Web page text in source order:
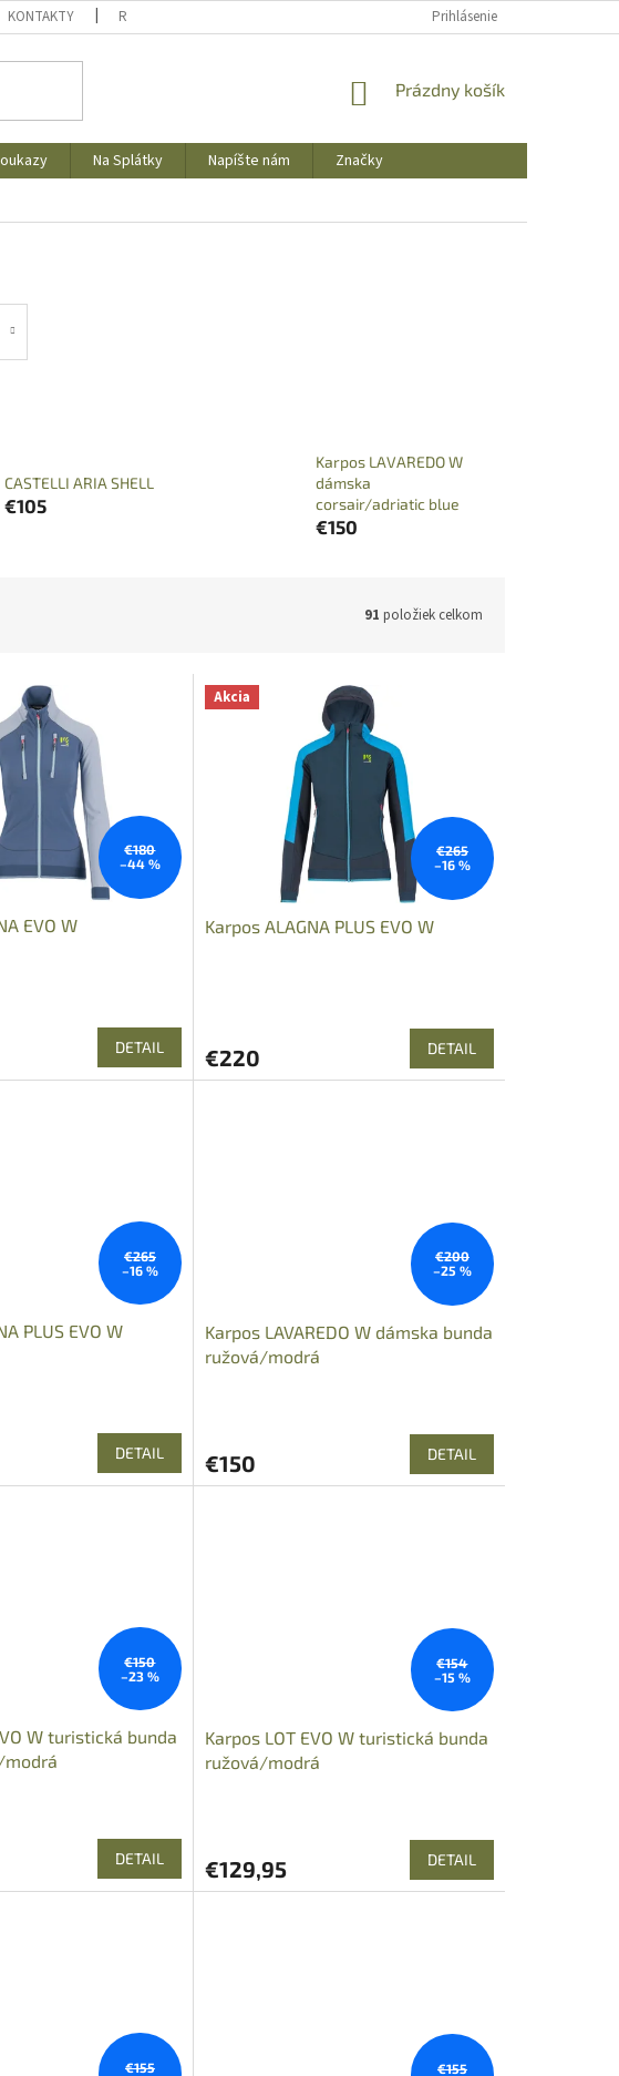
KONTAKTY REKLAMAČNÝ PORIADOK OBCHODNÉ PODMIENKYPrihlásenie
NÁKUPNÝ
Prázdny košík
Na Splátky Napíšte nám
Značky
CASTELLI ARIA SHELL
€105
Karpos LAVAREDO W
dámska
corsair/adriatic blue
€150
91 položiek celkom
€180
–44 %
EVO W
DETAIL
Akcia
€265
–16 %
Karpos ALAGNA PLUS EVO W
€220 DETAIL
€265
–16 %
PLUS EVO W
DETAIL
€200
–25 %
Karpos LAVAREDO W dámska bunda
ružová/modrá
€150 DETAIL
€150
–23 %
W turistická bunda
DETAIL
€154
–15 %
Karpos LOT EVO W turistická bunda
ružová/modrá
€129,95 DETAIL
€155
€155